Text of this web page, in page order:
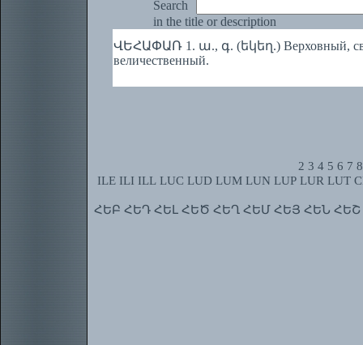
Search
in the title or description
ՎԵՀԱՓԱՌ 1. ա., գ. (եկեղ.) Верховный,
величественный.
2 3 4 5 6 7 8
ILE ILI ILL LUC LUD LUM LUN LUP LUR LUT
ՀԵԲ ՀԵԴ ՀԵԼ ՀԵԾ ՀԵՂ ՀԵՄ ՀԵՅ ՀԵՆ ՀԵՇ